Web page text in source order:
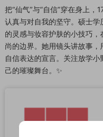
把“仙气”与“自信”穿在身上
认真与对自我的坚守。硕士
的灵感与妆容护肤的小技巧
尚的边界。她用镜头讲故事
自信表达的宣言。关注放学
己的璀璨舞台。✨